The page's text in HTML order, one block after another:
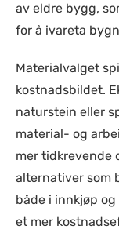
av eldre bygg,
for å ivareta
Materialvalget
kostnadsbildet.
naturstein eller
material- og
mer tidkrevende
alternativer som
både i innkjøp
et mer